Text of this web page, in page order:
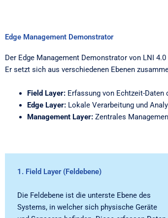
Edge Management Demonstrator
Der Edge Management Demonstrator von LNI
Er setzt sich aus verschiedenen Ebenen
Field Layer: Erfassung von Echtzeit-Daten
Edge Layer: Lokale Verarbeitung und
Management Layer: Zentrales
1. Field Layer (Feldebene)
Die Feldebene ist die unterste Ebene des
Systems, in welcher sich physische Geräte